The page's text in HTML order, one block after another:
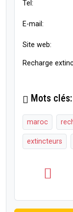
Tel:
E-mail:
Site web:
Recharge
Mots clés:
maroc
extincteurs